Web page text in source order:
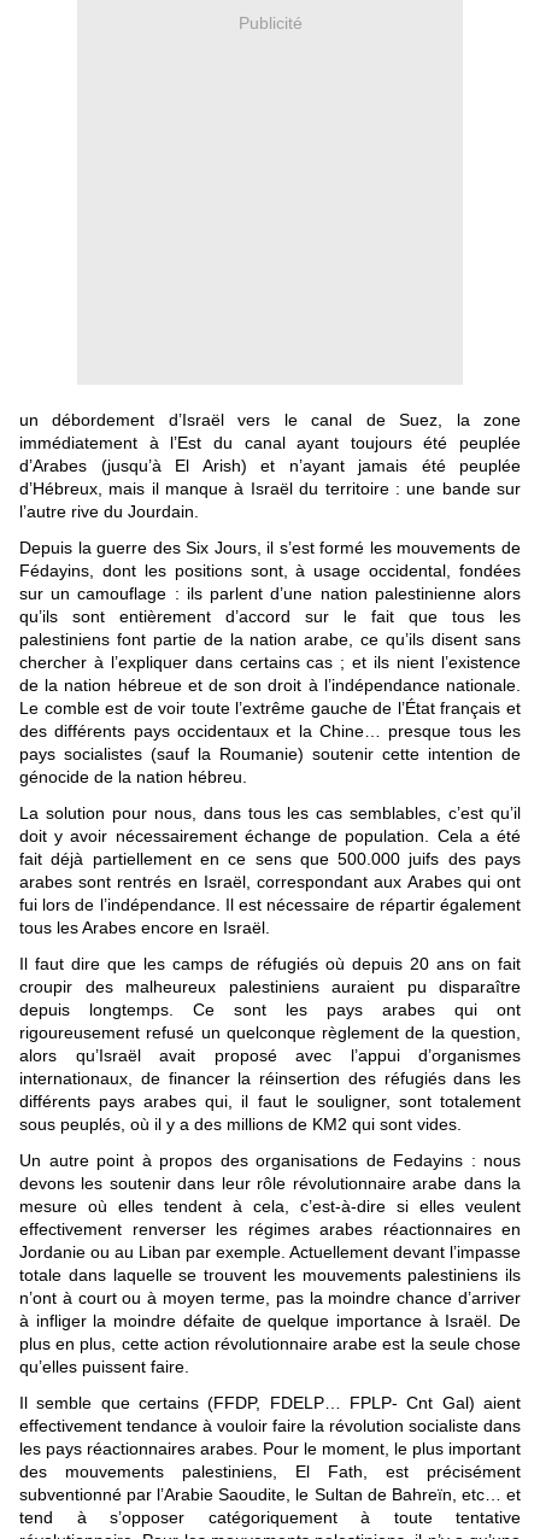
Publicité
un débordement d’Israël vers le canal de Suez, la zone
immédiatement à l’Est du canal ayant toujours été peuplée
d’Arabes (jusqu’à El Arish) et n’ayant jamais été peuplée
d’Hébreux, mais il manque à Israël du territoire : une bande sur
l’autre rive du Jourdain.
Depuis la guerre des Six Jours, il s’est formé les mouvements de
Fédayins, dont les positions sont, à usage occidental, fondées
sur un camouflage : ils parlent d’une nation palestinienne alors
qu’ils sont entièrement d’accord sur le fait que tous les
palestiniens font partie de la nation arabe, ce qu’ils disent sans
chercher à l’expliquer dans certains cas ; et ils nient l’existence
de la nation hébreue et de son droit à l’indépendance nationale.
Le comble est de voir toute l’extrême gauche de l’État français et
des différents pays occidentaux et la Chine… presque tous les
pays socialistes (sauf la Roumanie) soutenir cette intention de
génocide de la nation hébreu.
La solution pour nous, dans tous les cas semblables, c’est qu’il
doit y avoir nécessairement échange de population. Cela a été
fait déjà partiellement en ce sens que 500.000 juifs des pays
arabes sont rentrés en Israël, correspondant aux Arabes qui ont
fui lors de l’indépendance. Il est nécessaire de répartir également
tous les Arabes encore en Israël.
Il faut dire que les camps de réfugiés où depuis 20 ans on fait
croupir des malheureux palestiniens auraient pu disparaître
depuis longtemps. Ce sont les pays arabes qui ont
rigoureusement refusé un quelconque règlement de la question,
alors qu’Israël avait proposé avec l’appui d’organismes
internationaux, de financer la réinsertion des réfugiés dans les
différents pays arabes qui, il faut le souligner, sont totalement
sous peuplés, où il y a des millions de KM2 qui sont vides.
Un autre point à propos des organisations de Fedayins : nous
devons les soutenir dans leur rôle révolutionnaire arabe dans la
mesure où elles tendent à cela, c’est-à-dire si elles veulent
effectivement renverser les régimes arabes réactionnaires en
Jordanie ou au Liban par exemple. Actuellement devant l’impasse
totale dans laquelle se trouvent les mouvements palestiniens ils
n’ont à court ou à moyen terme, pas la moindre chance d’arriver
à infliger la moindre défaite de quelque importance à Israël. De
plus en plus, cette action révolutionnaire arabe est la seule chose
qu’elles puissent faire.
Il semble que certains (FFDP, FDELP… FPLP- Cnt Gal) aient
effectivement tendance à vouloir faire la révolution socialiste dans
les pays réactionnaires arabes. Pour le moment, le plus important
des mouvements palestiniens, El Fath, est précisément
subventionné par l’Arabie Saoudite, le Sultan de Bahreïn, etc… et
tend à s’opposer catégoriquement à toute tentative